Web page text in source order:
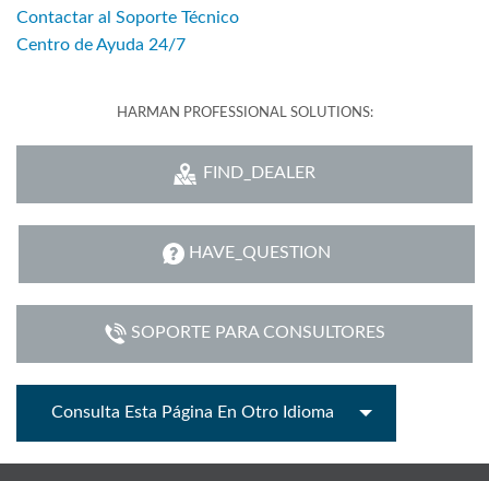
Contactar al Soporte Técnico
Centro de Ayuda 24/7
HARMAN PROFESSIONAL SOLUTIONS:
FIND_DEALER
HAVE_QUESTION
SOPORTE PARA CONSULTORES
Consulta Esta Página En Otro Idioma